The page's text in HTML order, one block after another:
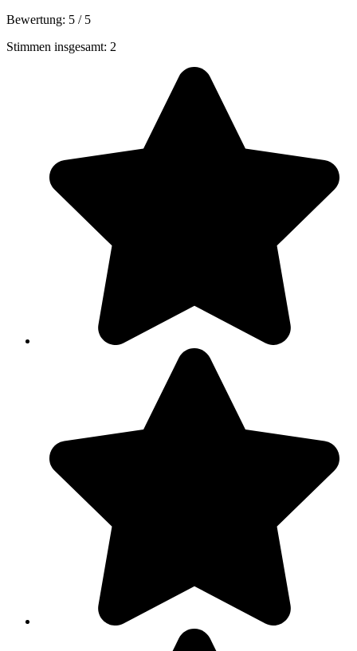
Bewertung: 5 / 5
Stimmen insgesamt: 2